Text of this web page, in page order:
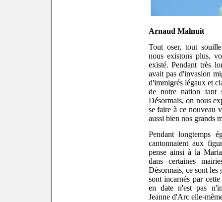
Arnaud Malnuit
Tout oser, tout
nous existons plus,
existé. Pendant très
avait pas d'invasion
d'immigrés légaux et
de notre nation tant
Désormais, on nous
se faire à ce nouveau
aussi bien nos grands
Pendant longtemps
cantonnaient aux
pense ainsi à la
dans certaines
Désormais, ce sont les
sont incarnés par
en date n'est pas
Jeanne d'Arc elle-